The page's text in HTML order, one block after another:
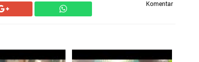
Komentar